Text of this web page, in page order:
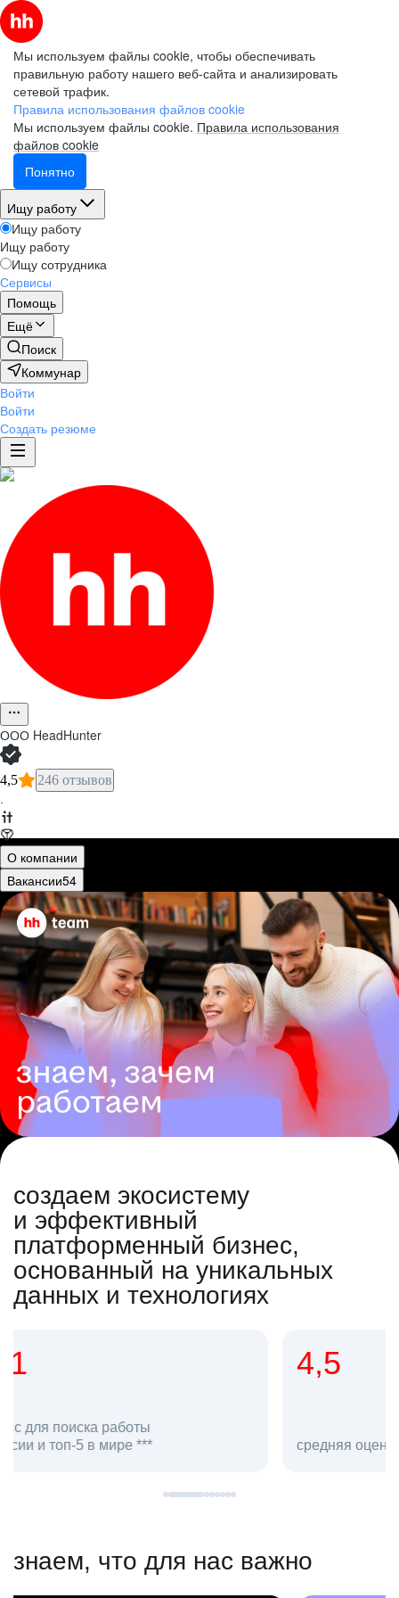
Мы используем файлы cookie, чтобы обеспечивать
правильную работу нашего веб-сайта и анализировать
сетевой трафик.
Правила использования файлов cookie
Мы используем файлы cookie. Правила использования
файлов cookie
Понятно
Ищу работу
Ищу работу
Ищу работу
Ищу сотрудника
Сервисы
Помощь
Ещё
Поиск
Коммунар
Войти
Войти
Создать резюме
ООО HeadHunter
4,5 246 отзывов
·
О компании
Вакансии54
создаем экосистему
и эффективный
платформенный бизнес,
основанный на уникальных
данных и технологиях
средняя оценка hh.ru как работодателя **
в hh.ru
знаем, что для нас важно